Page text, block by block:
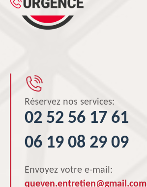
Réservez nos services:
02 52 56 17 61
06 19 08 29 09
Envoyez votre e-mail:
queven.entretien@gmail.com